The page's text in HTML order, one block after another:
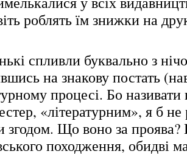
роблять їм знижки на
спливли буквально з
на знакову постать
процесі. Бо називати
«літературним», я б не
згодом. Що воно за проява?
походження, обидві